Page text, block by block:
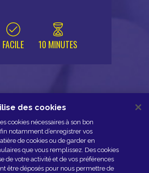
FACILE 10 MINUTES
NOUS CONTACTER
ESPACE PRESSE
NOS PARTENAIRES
des cookies
cookies nécessaires à son bon
notamment d’enregistrer vos
de cookies ou de garder en
que vous remplissez. Des cookies
de votre activité et de vos préférences
être déposés pour nous permettre de